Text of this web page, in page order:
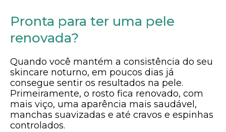
Pronta para ter uma pele
renovada?
Quando você mantém a consistência do seu
skincare noturno, em poucos dias já
consegue sentir os resultados na pele.
Primeiramente, o rosto fica renovado, com
mais viço, uma aparência mais saudável,
manchas suavizadas e até cravos e espinhas
controlados.